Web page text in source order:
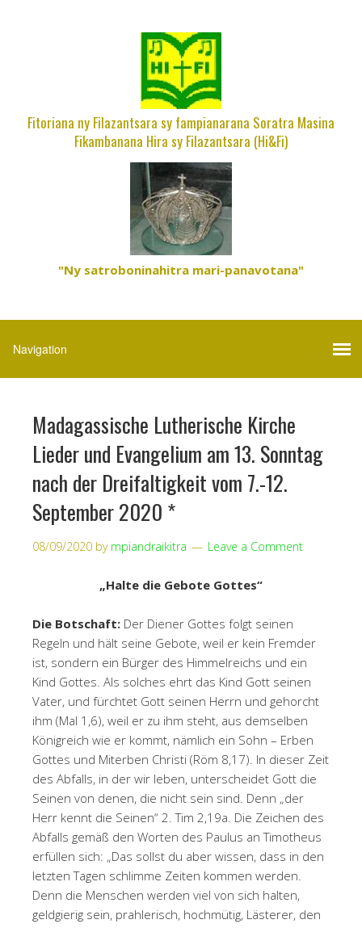
Fitoriana ny Filazantsara sy fampianarana Soratra Masina
Fikambanana Hira sy Filazantsara (Hi&Fi)
"Ny satroboninahitra mari-panavotana"
Madagassische Lutherische Kirche
Lieder und Evangelium am 13. Sonntag
nach der Dreifaltigkeit vom 7.-12.
September 2020 *
08/09/2020 by mpiandraikitra Leave a Comment
„Halte die Gebote Gottes“
Die Botschaft: Der Diener Gottes folgt seinen
Regeln und hält seine Gebote, weil er kein Fremder
ist, sondern ein Bürger des Himmelreichs und ein
Kind Gottes. Als solches ehrt das Kind Gott seinen
Vater, und fürchtet Gott seinen Herrn und gehorcht
ihm (Mal 1,6), weil er zu ihm steht, aus demselben
Königreich wie er kommt, nämlich ein Sohn – Erben
Gottes und Miterben Christi (Röm 8,17). In dieser Zeit
des Abfalls, in der wir leben, unterscheidet Gott die
Seinen von denen, die nicht sein sind. Denn „der
Herr kennt die Seinen“ 2. Tim 2,19a. Die Zeichen des
Abfalls gemäß den Worten des Paulus an Timotheus
erfüllen sich: „Das sollst du aber wissen, dass in den
letzten Tagen schlimme Zeiten kommen werden.
Denn die Menschen werden viel von sich halten,
geldgierig sein, prahlerisch, hochmütig, Lästerer, den